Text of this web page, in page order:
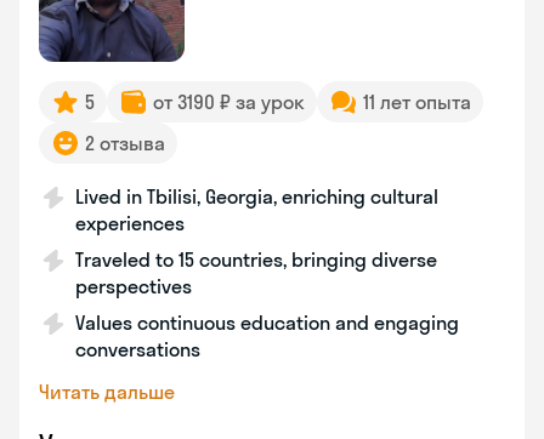
5 от 3190 ₽ за урок
11 лет опыта
2 отзыва
Lived in Tbilisi, Georgia, enriching cultural
experiences
Traveled to 15 countries, bringing diverse
perspectives
Values continuous education and engaging
conversations
Читать дальше